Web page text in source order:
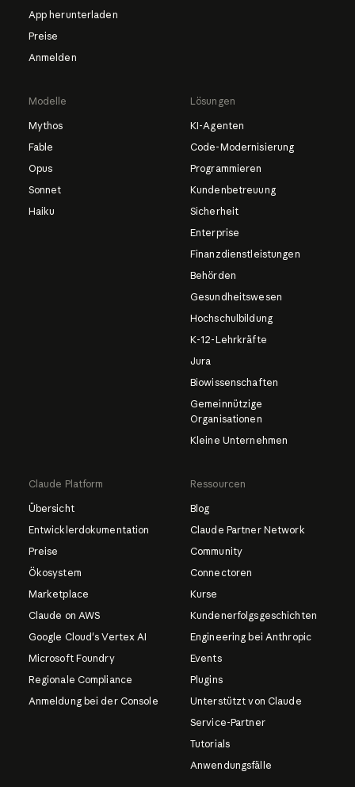
App herunterladen
Preise
Anmelden
Modelle
Mythos
Fable
Opus
Sonnet
Haiku
Lösungen
KI-Agenten
Code-Modernisierung
Programmieren
Kundenbetreuung
Sicherheit
Enterprise
Finanzdienstleistungen
Behörden
Gesundheitswesen
Hochschulbildung
K-12-Lehrkräfte
Jura
Biowissenschaften
Gemeinnützige
Organisationen
Kleine Unternehmen
Claude Platform
Übersicht
Entwicklerdokumentation
Preise
Ökosystem
Marketplace
Claude on AWS
Google Cloud's Vertex AI
Microsoft Foundry
Regionale Compliance
Anmeldung bei der Console
Ressourcen
Blog
Claude Partner Network
Community
Connectoren
Kurse
Kundenerfolgsgeschichten
Engineering bei Anthropic
Events
Plugins
Unterstützt von Claude
Service-Partner
Tutorials
Anwendungsfälle